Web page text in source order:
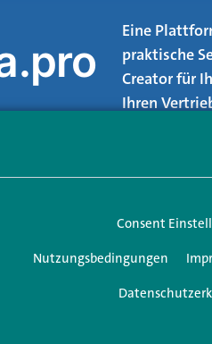
Eine
praktische
Creator für
Ihren
Consent
Nutzungsbedingungen